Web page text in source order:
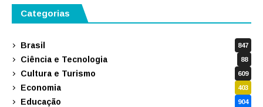
Categorias
Brasil 847
Ciência e Tecnologia 88
Cultura e Turismo 609
Economia 403
Educação 904